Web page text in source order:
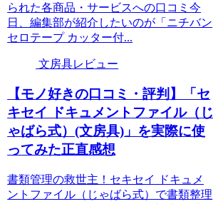
られた各商品・サービスへの口コミ今
日、編集部が紹介したいのが「ニチバン
セロテープ カッター付...
文房具レビュー
【モノ好きの口コミ・評判】「セ
キセイ ドキュメントファイル（じ
ゃばら式）(文房具)」を実際に使
ってみた正直感想
書類管理の救世主！セキセイ ドキュメ
ントファイル（じゃばら式）で書類整理